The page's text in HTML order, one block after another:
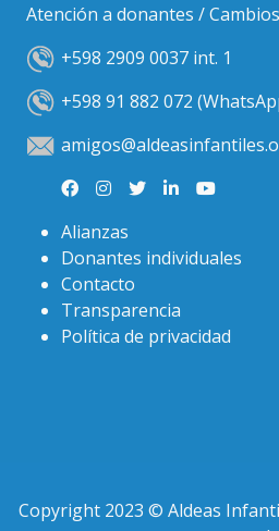
Atención a donantes /
+598 2909 0037 int. 1
+598 91 882 072
Alianzas
Donantes individuales
Contacto
Transparencia
Política de privacidad
Copyright 2023 © Aldeas